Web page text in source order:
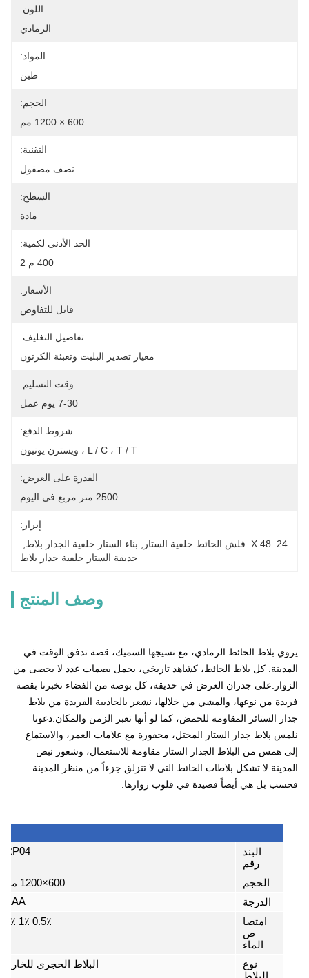
اللون:
الرمادي
المواد:
طين
الحجم:
600 × 1200 مم
التقنية:
نصف مصقول
السطح:
مادة
الحد الأدنى لكمية:
400 م 2
الأسعار:
قابل للتفاوض
تفاصيل التغليف:
معيار تصدير البليت وتعبئة الكرتون
وقت التسليم:
7-30 يوم عمل
شروط الدفع:
L / C ، T / T ، ويسترن يونيون
القدرة على العرض:
2500 متر مربع في اليوم
إبراز:
24  X 48  فلش الحائط خلفية الستار
بناء الستار خلفية الجدار بلاط
حديقة الستار خلفية جدار بلاط
وصف المنتج
فحسب بل هي أيضاً قصيدة في قلوب زوارها.
البند
رقم
RP04
الحجم
600×1200 مم
الدرجة
AAA
امتصا
ص
الماء
0.5٪ 1٪ 3٪
نوع
البلاط الحجري للخارج